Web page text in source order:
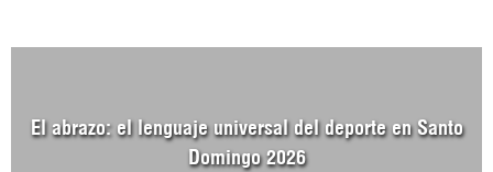
El abrazo: el lenguaje universal del deporte en Santo
Domingo 2026